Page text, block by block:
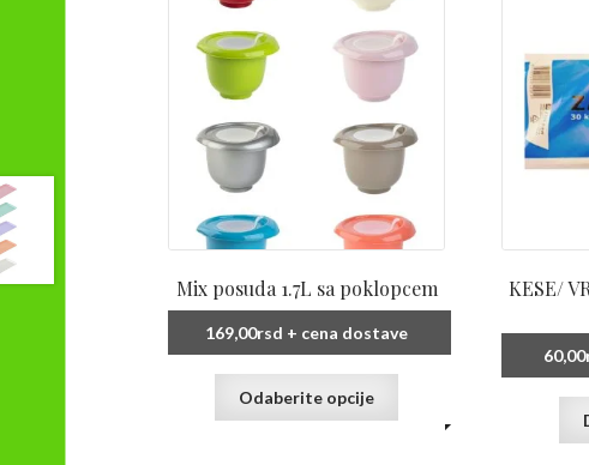
Mix posuda 1.7L sa poklopcem
169,00rsd + cena dostave
Odaberite opcije
KESE/
60,00